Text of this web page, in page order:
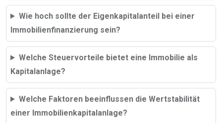
Wie hoch sollte der Eigenkapitalanteil bei einer
Immobilienfinanzierung sein?
Welche Steuervorteile bietet eine Immobilie als
Kapitalanlage?
Welche Faktoren beeinflussen die Wertstabilität
einer Immobilienkapitalanlage?